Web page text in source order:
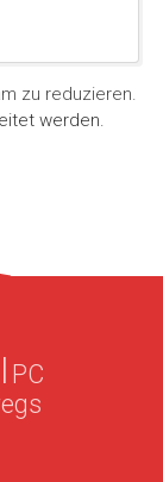
zu reduzieren.
werden.
PC